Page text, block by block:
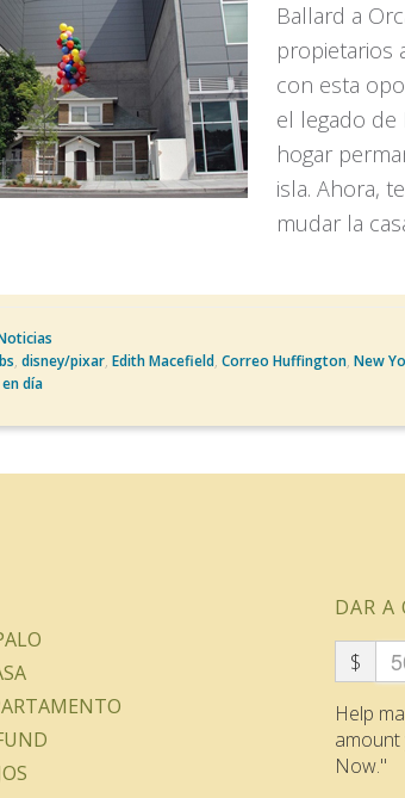
Ballard a
propietarios
con esta
el legado de
hogar
isla. Ahora,
mudar la
, disney/pixar, Edith Macefield, Correo Huffington, New
en día
DAR A
$
Help
amount
Now."